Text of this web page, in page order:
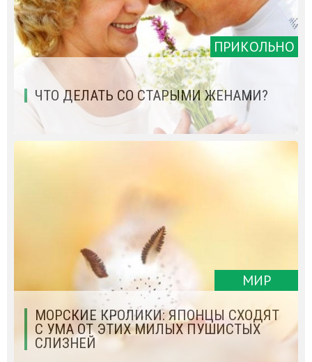
ПРИКОЛЬНО
ЧТО ДЕЛАТЬ СО СТАРЫМИ ЖЕНАМИ?
МИР
МОРСКИЕ КРОЛИКИ: ЯПОНЦЫ СХОДЯТ
С УМА ОТ ЭТИХ МИЛЫХ ПУШИСТЫХ
СЛИЗНЕЙ